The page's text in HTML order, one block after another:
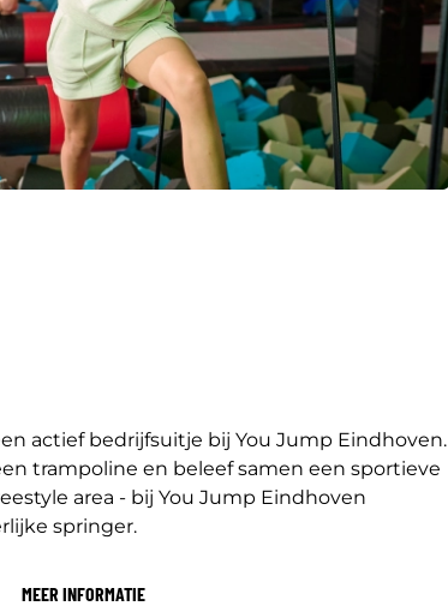
actief bedrijfsuitje bij You Jump Eindhoven.
trampoline en beleef samen een sportieve
area - bij You Jump Eindhoven
springer.
MEER INFORMATIE